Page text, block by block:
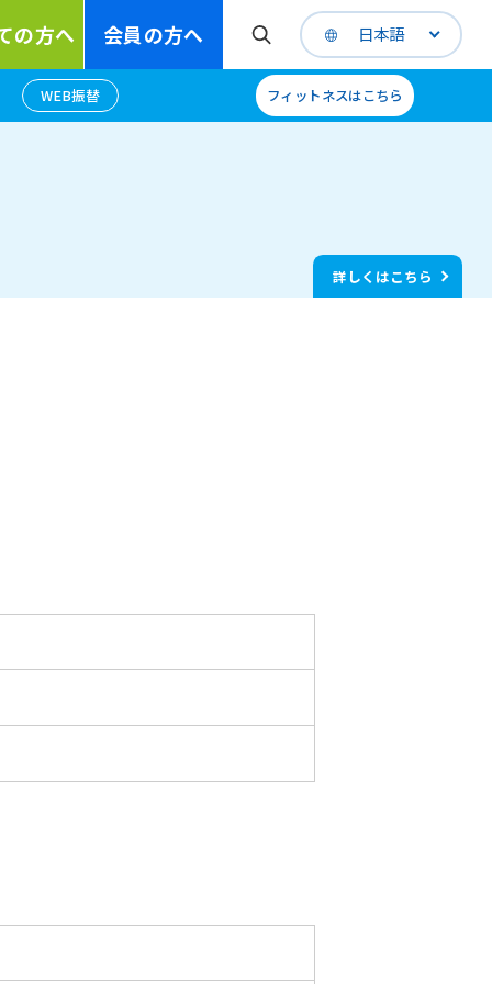
の方へ 会員の方へ 日本語
WEB振替 フィットネスはこちら
詳しくはこちら